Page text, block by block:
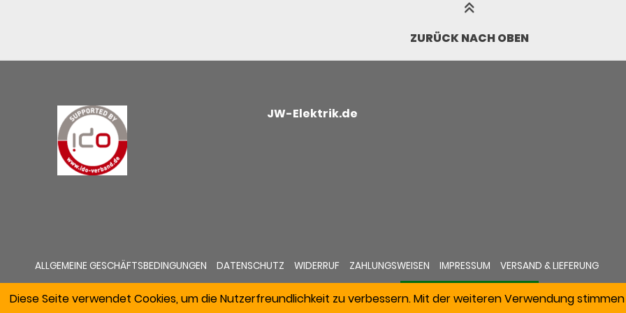
ZURÜCK NACH OBEN
JW-Elektrik.de
ALLGEMEINE GESCHÄFTSBEDINGUNGEN DATENSCHUTZ WIDERRUF ZAHLUNGSWEISEN IMPRESSUM VERSAND & LIEFERUNG
Diese Seite verwendet Cookies, um die Nutzerfreundlichkeit zu verbessern. Mit der weiteren Verwendung stimmen
VERTRAG WIDERRUFEN